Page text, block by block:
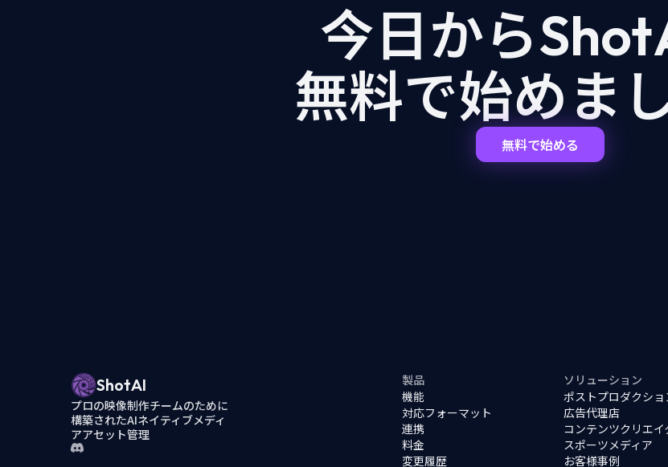
今日から
無料で始めま
無料で始める
ShotAI
プロの映像制作チームのために
構築されたAIネイティブメディ
アアセット管理
製品
機能
対応フォーマット
連携
料金
変更履歴
ソリューション
ポストプロダクショ
広告代理店
コンテンツクリエイ
スポーツメディア
お客様事例